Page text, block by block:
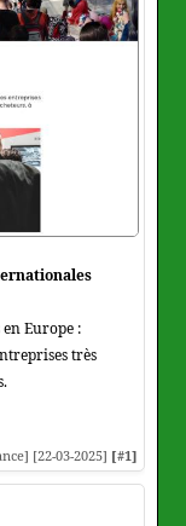
Europe :
très
[22-03-2025] [#1]